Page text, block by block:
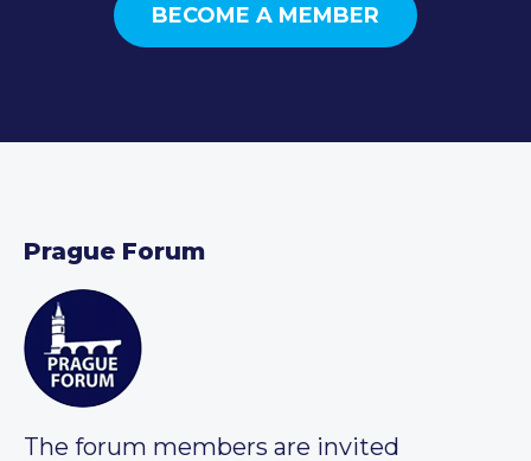
BECOME A MEMBER
Prague Forum
The forum members are invited